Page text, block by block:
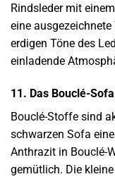
Rindsleder mit
eine
erdigen Töne des
einladende
11. Das Bouclé-
Bouclé-Stoffe sind
schwarzen Sofa
Anthrazit in Bouclé-
gemütlich. Die